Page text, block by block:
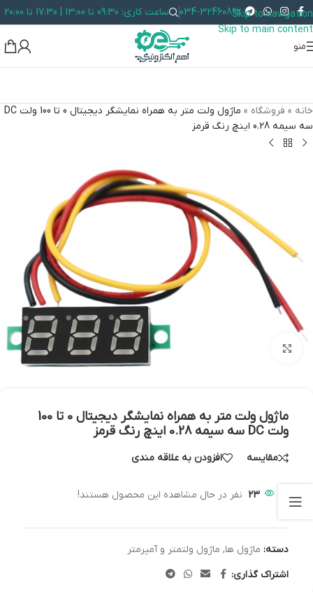
Skip to navigation
Skip to main content
034-32460892 ساعت کاری: 09:30 تا 13:00 | 17:30 تا 20:00
منو
خانه » فروشگاه »
ماژول ولت متر به همراه نمایشگر دیجیتال 0 تا 100 ولت DC
سه سیمه 0.28 اینچ رنگ قرمز
ماژول ولت متر به همراه نمایشگر دیجیتال 0 تا 100
ولت DC سه سیمه 0.28 اینچ رنگ قرمز
مقایسه افزودن به علاقه مندی
23 نفر در حال مشاهده این محصول هستند!
دسته: ماژول ها, ماژول ولتمتر و آمپرمتر
اشتراک گذاری: